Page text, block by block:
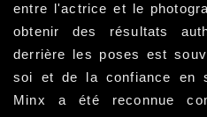
entre l'actrice et le
obtenir des résultats
derrière les poses est
soi et de la confiance en
Minx a été reconnue